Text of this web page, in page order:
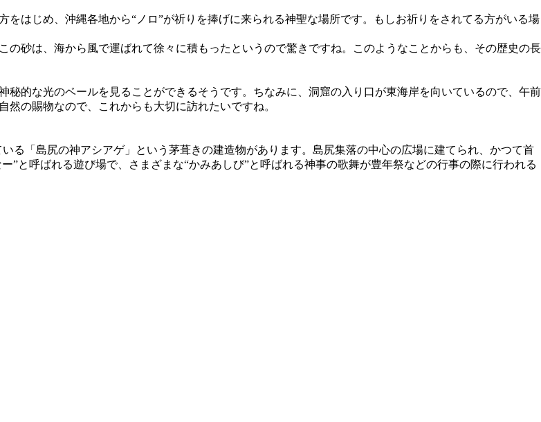
はじめ、沖縄各地から“ノロ”が祈りを捧げに来られる神聖な場所です。もしお祈りをされてる方がいる場
砂は、海から風で運ばれて徐々に積もったというので驚きですね。このようなことからも、その歴史の長
的な光のベールを見ることができるそうです。ちなみに、洞窟の入り口が東海岸を向いているので、午前
の賜物なので、これからも大切に訪れたいですね。
る「島尻の神アシアゲ」という茅葺きの建造物があります。島尻集落の中心の広場に建てられ、かつて首
”と呼ばれる遊び場で、さまざまな“かみあしび”と呼ばれる神事の歌舞が豊年祭などの行事の際に行われる